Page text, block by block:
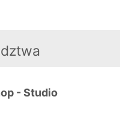
- Studio